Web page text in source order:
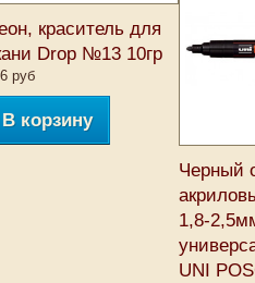
краситель для
Drop №13 10гр
руб
В корзину
Черный
1,8-
UNI